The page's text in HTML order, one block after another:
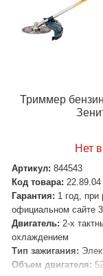
Автоматическая
Диск: 2 Победитовых
Руководство по
Сумка с ручным
1 шт -
9,500 г
Триммер
Нет
Артикул: 844543
Код товара: 22.89.04
Гарантия: 1 год, при
официальном сайте
Двигатель: 2-х
охлаждением
Тип зажигания:
Объем двигателя: